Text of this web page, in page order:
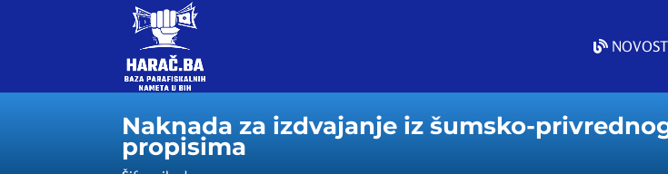
Naknada za izdvajanje iz šumsko-
propisima